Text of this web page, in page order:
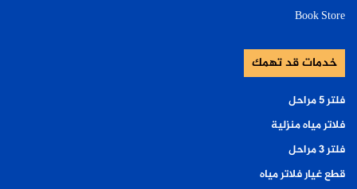
Book Store
خدمات قد تهمك
فلتر ٥ مراحل
فلاتر مياه منزلية
فلتر ٣ مراحل
قطع غيار فلاتر مياه